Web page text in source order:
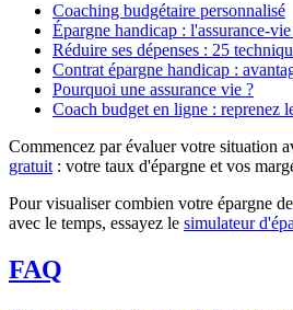
Coaching budgétaire personnalisé
Épargne handicap : l'assurance-
Réduire ses dépenses : 25
Contrat épargne handicap :
Pourquoi une assurance vie ?
Coach budget en ligne : reprenez
Commencez par évaluer votre situation
gratuit : votre taux d'épargne et vos
Pour visualiser combien votre épargne
avec le temps, essayez le simulateur
FAQ